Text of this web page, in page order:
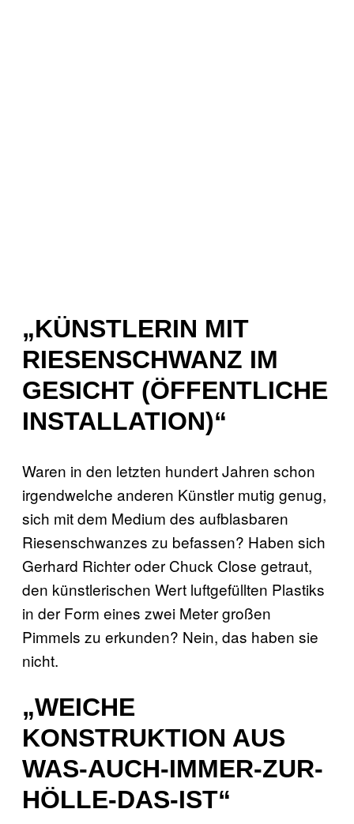
„KÜNSTLERIN MIT
RIESENSCHWANZ IM
GESICHT (ÖFFENTLICHE
INSTALLATION)“
Waren in den letzten hundert Jahren schon
irgendwelche anderen Künstler mutig genug,
sich mit dem Medium des aufblasbaren
Riesenschwanzes zu befassen? Haben sich
Gerhard Richter oder Chuck Close getraut,
den künstlerischen Wert luftgefüllten Plastiks
in der Form eines zwei Meter großen
Pimmels zu erkunden? Nein, das haben sie
nicht.
„WEICHE
KONSTRUKTION AUS
WAS-AUCH-IMMER-ZUR-
HÖLLE-DAS-IST“